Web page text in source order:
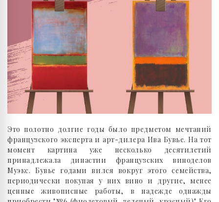
Это полотно долгие годы было предметом мечтаний
французского эксперта и арт-дилера Ива Бувье. На тот
момент картина уже несколько десятилетий
принадлежала династии французских виноделов
Муэкс. Бувье годами вился вокруг этого семейства,
периодически покупая у них вино и другие, менее
ценные живописные работы, в надежде однажды